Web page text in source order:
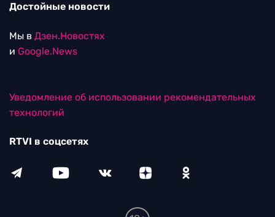
Достойные новости
Мы в Дзен.Новостях
и Google.News
Уведомление об использовании рекомендательных
технологий
RTVI в соцсетях